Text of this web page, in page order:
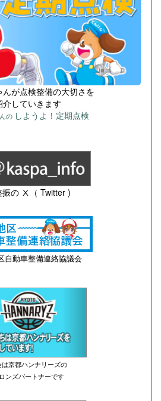
が点検整備の大切さを
介していきます
の しようよ！定期点検
振の Ⅹ（ Twitter )
自動車整備連絡協議会
は京都ハンナリーズの
ンズパートナーです